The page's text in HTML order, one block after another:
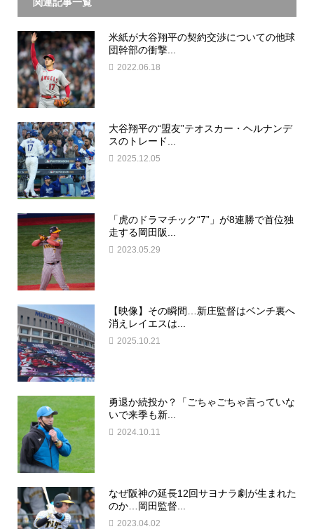
米紙が大谷翔平の契約交渉についての他球
団幹部の衝撃...
2022.06.18
大谷翔平の“盟友”テオスカー・ヘルナンデ
スのトレード...
2025.12.05
「虎のドラマチック“7”」が8連勝で首位独
走する岡田阪...
2023.05.29
【映像】その瞬間…新庄監督はベンチ裏へ
消えレイエスは...
2025.10.21
勇退か続投か？「ごちゃごちゃ言っていな
いで来季も新...
2024.10.11
なぜ阪神の延長12回サヨナラ劇が生まれた
のか…岡田監督...
2023.04.02